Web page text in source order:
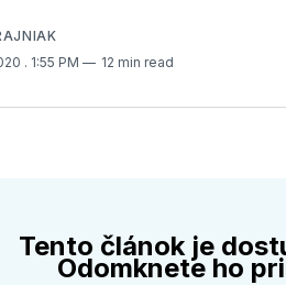
. 1:55 PM 12 min read
Tento článok je
Odomknete ho